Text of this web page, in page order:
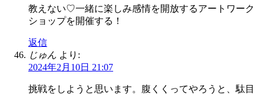
教えない♡一緒に楽しみ感情を開放するアートワーク
ショップを開催する！
返信
じゅん より:
2024年2月10日 21:07
挑戦をしようと思います。腹くくってやろうと、駄目